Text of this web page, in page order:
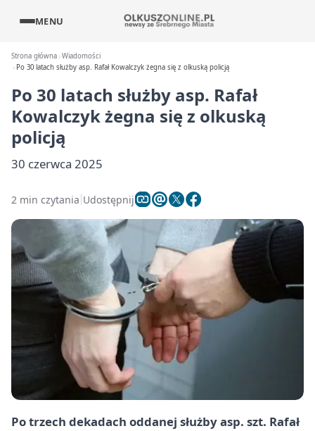
MENU
Strona główna Wiadomości
Po 30 latach służby asp. Rafał Kowalczyk żegna się z olkuską policją
Po 30 latach służby asp. Rafał
Kowalczyk żegna się z olkuską
policją
30 czerwca 2025
2 min czytania Udostępnij
Po trzech dekadach oddanej służby asp. szt. Rafał